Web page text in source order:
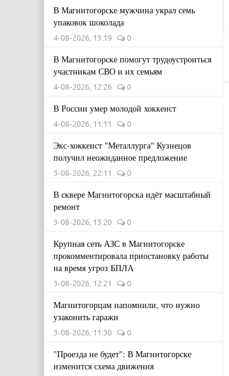
В Магнитогорске мужчина украл семь
упаковок шоколада
4-08-2026, 15:19 0
В Магнитогорске помогут трудоустроиться
участникам СВО и их семьям
4-08-2026, 12:26 0
В России умер молодой хоккеист
4-08-2026, 11:11 0
Экс-хоккеист "Металлурга" Кузнецов
получил неожиданное предложение
3-08-2026, 22:11 0
В сквере Магнитогорска идёт масштабный
ремонт
3-08-2026, 15:20 0
Крупная сеть АЗС в Магнитогорске
прокомментировала приостановку работы
на время угроз БПЛА
3-08-2026, 12:21 0
Магнитогорцам напомнили, что нужно
узаконить гаражи
3-08-2026, 11:30 0
"Проезда не будет": В Магнитогорске
изменится схема движения